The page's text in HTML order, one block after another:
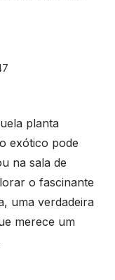
planta
exótico pode
na sala de
o fascinante
uma verdadeira
merece um